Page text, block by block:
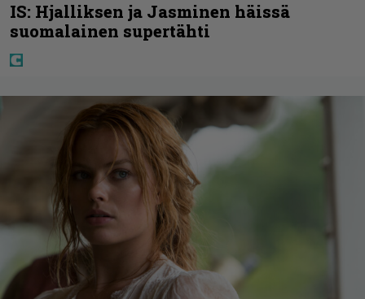
IS: Hjalliksen ja Jasminen häissä
suomalainen supertähti